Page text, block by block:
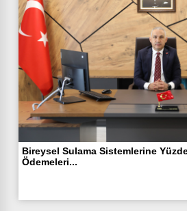
Bireysel Sulama Sistemlerine
Ödemeleri...